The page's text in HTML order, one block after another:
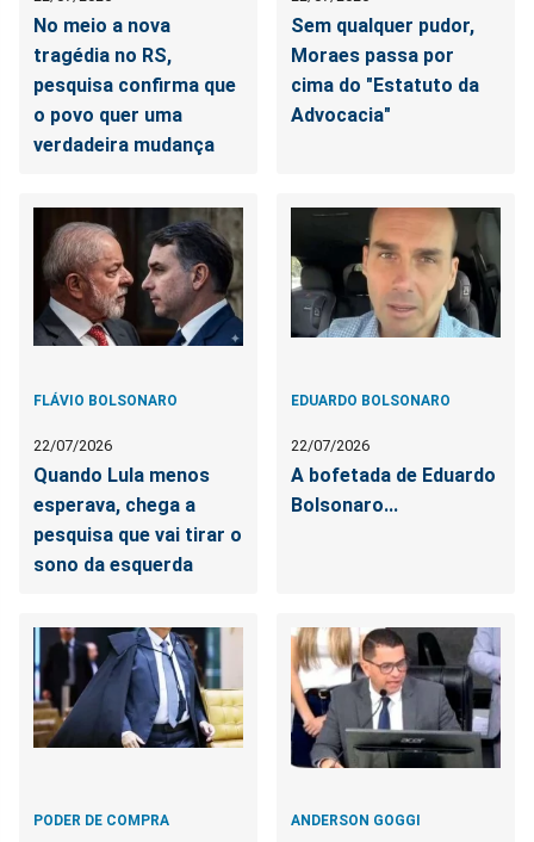
No meio a nova
tragédia no RS,
pesquisa confirma que
o povo quer uma
verdadeira mudança
Sem qualquer pudor,
Moraes passa por
cima do "Estatuto da
Advocacia"
FLÁVIO BOLSONARO
22/07/2026
Quando Lula menos
esperava, chega a
pesquisa que vai tirar o
sono da esquerda
EDUARDO BOLSONARO
22/07/2026
A bofetada de Eduardo
Bolsonaro...
PODER DE COMPRA ANDERSON GOGGI